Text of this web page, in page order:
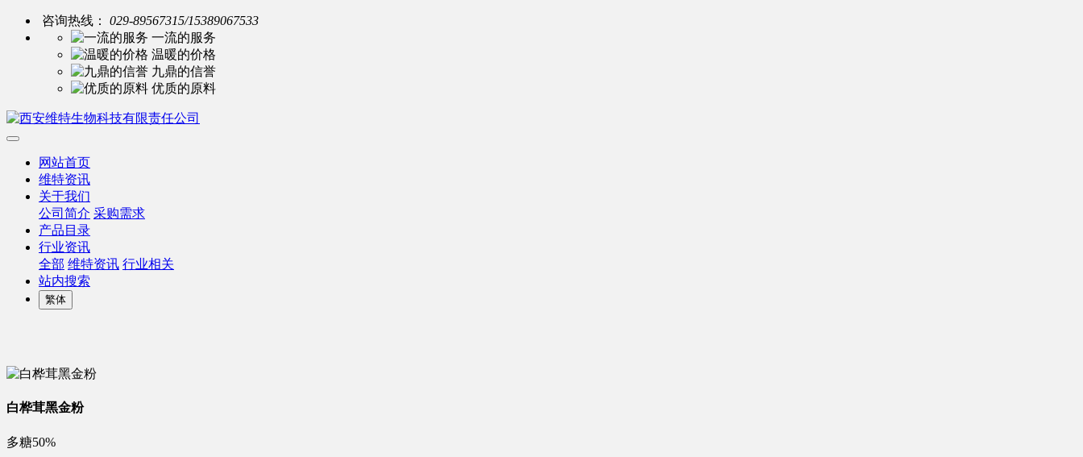
咨询热线：
029-89567315/15389067533
一流的服务
温暖的价格
九鼎的信誉
优质的原料
网站首页
维特资讯
关于我们
公司简介 采购需求
产品目录
行业资讯
全部 维特资讯 行业相关
站内搜索
繁体
白桦茸黑金粉
多糖50%